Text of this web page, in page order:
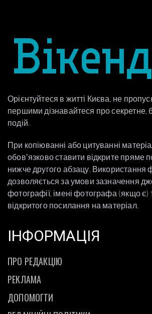
Орієнтуйтеся в житті Києва, не
першими дізнавайтеся про секретне,
подій.
При копіюванні або цитуванні
обовʼязково ставити відкрите пряме
нижче другого абзацу. Використання
дозволяється за умови зазначення
фотографії, імені фотографа (якщо є)
відкритого посилання на матеріал.
ІНФОРМАЦІЯ
ПРО РЕДАКЦІЮ
РЕКЛАМА
ДОПОМОГТИ